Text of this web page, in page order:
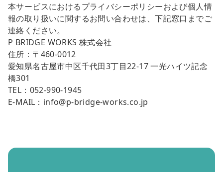
本サービスにおけるプライバシーポリシーおよび個人情
報の取り扱いに関するお問い合わせは、下記窓口までご
連絡ください。
P BRIDGE WORKS 株式会社
住所：〒460-0012
愛知県名古屋市中区千代田3丁目22-17 一光ハイツ記念
橋301
TEL：052-990-1945
E-MAIL： info@p-bridge-works.co.jp